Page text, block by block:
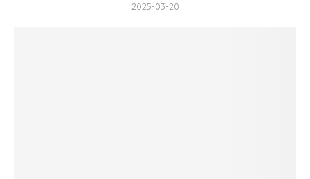
2025-03-20